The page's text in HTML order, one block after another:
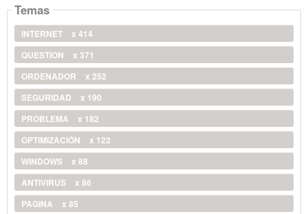
Temas
INTERNET
x 414
QUESTION
x 371
ORDENADOR
x 252
SEGURIDAD
x 190
PROBLEMA
x 182
OPTIMIZACIÓN
x 122
WINDOWS
x 88
ANTIVIRUS
x 86
PAGINA
x 85